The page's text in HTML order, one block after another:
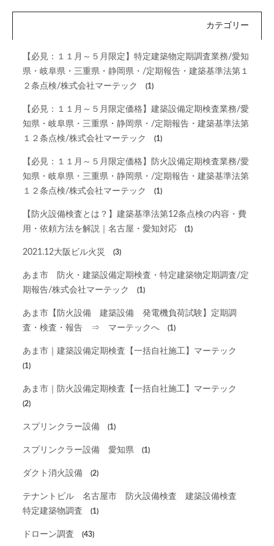
カテゴリー
【必見：１１月～５月限定】特定建築物定期調査業務/愛知
県・岐阜県・三重県・静岡県・/定期報告・建築基準法第１
２条点検/株式会社マーテック
(1)
【必見：１１月～５月限定価格】建築設備定期検査業務/愛
知県・岐阜県・三重県・静岡県・/定期報告・建築基準法第
１２条点検/株式会社マーテック
(1)
【必見：１１月～５月限定価格】防火設備定期検査業務/愛
知県・岐阜県・三重県・静岡県・/定期報告・建築基準法第
１２条点検/株式会社マーテック
(1)
【防火設備検査とは？】建築基準法第12条点検の内容・費
用・依頼方法を解説｜名古屋・愛知対応
(1)
2021.12大阪ビル火災 (3)
あま市 防火・建築設備定期検査・特定建築物定期調査/定
期報告/株式会社マーテック
(1)
あま市【防火設備 建築設備 発電機負荷試験】定期調
査・検査・報告 ⇒ マーテックへ
(1)
あま市｜建築設備定期検査【一括自社施工】マーテック
(1)
あま市｜防火設備定期検査【一括自社施工】マーテック
(2)
スプリンクラー設備 (1)
スプリンクラー設備 愛知県 (1)
ダクト消火設備 (2)
テナントビル 名古屋市 防火設備検査 建築設備検査
特定建築物調査
(1)
ドローン調査 (43)